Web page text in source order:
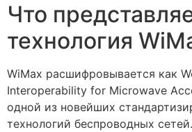
Что
технология
WiMax расшифровывается как
Interoperability for Microwave
одной из новейших
технологий беспроводных